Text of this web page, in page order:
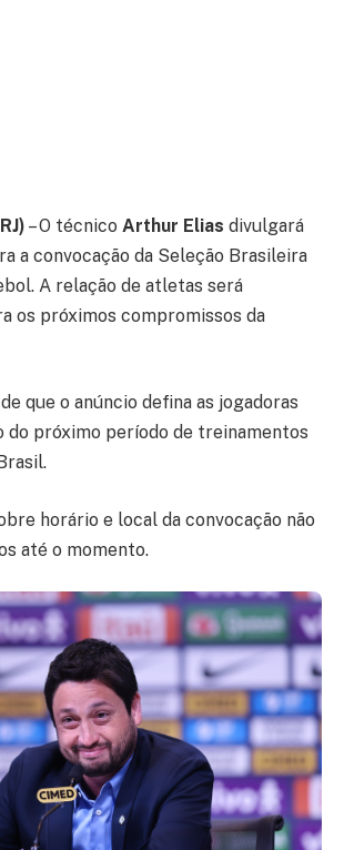
– O técnico Arthur Elias divulgará
a convocação da Seleção Brasileira
A relação de atletas será
os próximos compromissos da
que o anúncio defina as jogadoras
do próximo período de treinamentos
horário e local da convocação não
até o momento.